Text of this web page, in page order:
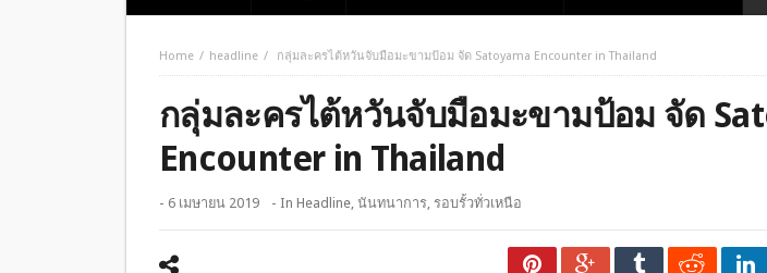
Home headline กลุ่มละครไต้หวันจับมือมะขามป้อม จัด Satoyama Encounter in Thailand
กลุ่มละครไต้หวันจับมือมะขามป้อม จัด
Encounter in Thailand
- 6 เมษายน 2019 - In Headline, นันทนาการ, รอบรั้วทั่วเหนือ